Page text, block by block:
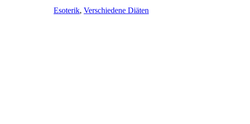
Esoterik, Verschiedene Diäten